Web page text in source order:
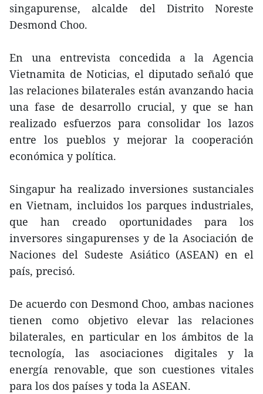
singapurense, alcalde del Distrito Noreste
Desmond Choo.
En una entrevista concedida a la Agencia
Vietnamita de Noticias, el diputado señaló que
las relaciones bilaterales están avanzando hacia
una fase de desarrollo crucial, y que se han
realizado esfuerzos para consolidar los lazos
entre los pueblos y mejorar la cooperación
económica y política.
Singapur ha realizado inversiones sustanciales
en Vietnam, incluidos los parques industriales,
que han creado oportunidades para los
inversores singapurenses y de la Asociación de
Naciones del Sudeste Asiático (ASEAN) en el
país, precisó.
De acuerdo con Desmond Choo, ambas naciones
tienen como objetivo elevar las relaciones
bilaterales, en particular en los ámbitos de la
tecnología, las asociaciones digitales y la
energía renovable, que son cuestiones vitales
para los dos países y toda la ASEAN.